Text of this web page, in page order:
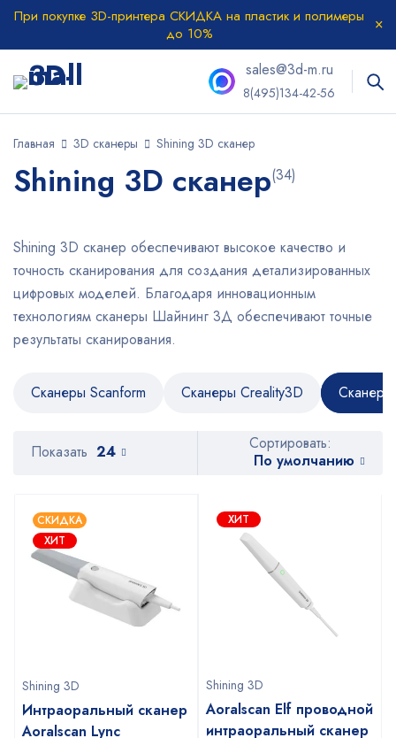
При покупке 3D-принтера СКИДКА на пластик и полимеры
до 10%
sales@3d-m.ru
8(495)134-42-56
Главная 3D сканеры Shining 3D сканер
Shining 3D сканер(34)
Shining 3D сканер обеспечивают высокое качество и
точность сканирования для создания детализированных
цифровых моделей. Благодаря инновационным
технологиям сканеры Шайнинг 3Д обеспечивают точные
результаты сканирования.
Сканеры Scanform Сканеры Creality3D
Сортировать:
По умолчанию
Показать 24
СКИДКА
ХИТ
Shining 3D
Интраоральный сканер
Aoralscan Lync
ХИТ
Shining 3D
Aoralscan Elf проводной
интраоральный сканер